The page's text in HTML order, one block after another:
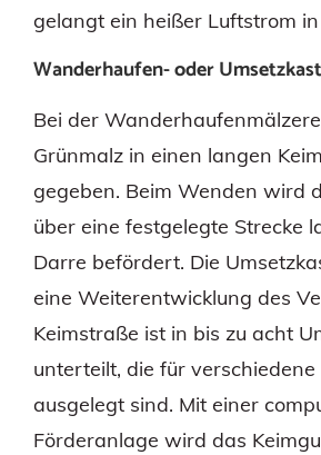
gelangt ein heißer Luftstrom
Wanderhaufen- oder
Bei der
Grünmalz in einen langen
gegeben. Beim Wenden wird
über eine festgelegte Strecke
Darre befördert. Die
eine Weiterentwicklung des
Keimstraße ist in bis zu acht
unterteilt, die für verschiedene
ausgelegt sind. Mit einer
Förderanlage wird das